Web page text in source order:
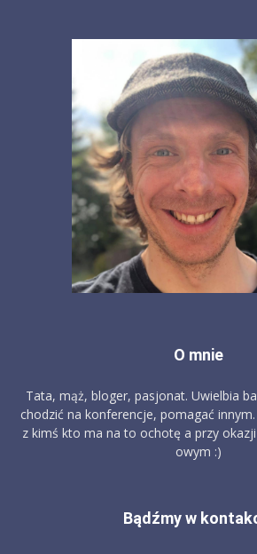
O mnie
Tata, mąż, bloger, pasjonat. Uwielbia
chodzić na konferencje, pomagać
z kimś kto ma na to ochotę a przy
owym :)
Bądźmy w